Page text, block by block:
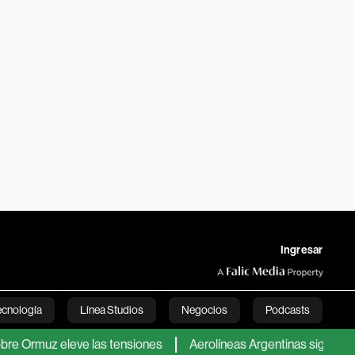
Ingresar
Línea Studios Negocios Podcasts
English
eleve las tensiones Aerolíneas Argentinas sigue en verde y